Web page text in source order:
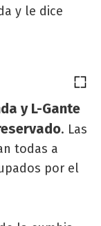
y le dice
y L-Gante
. Las
todas a
por el